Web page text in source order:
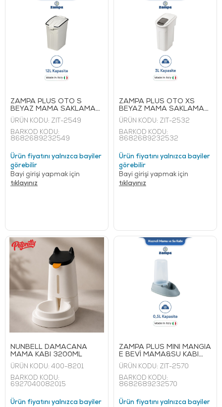
ZAMPA PLUS OTO S
BEYAZ MAMA SAKLAMA
KABI 12 L
ÜRÜN KODU: ZIT-2549
BARKOD KODU:
8682689232549
Ürün fiyatını yalnızca bayiler
görebilir
Bayi girişi yapmak için
tıklayınız
ZAMPA PLUS OTO XS
BEYAZ MAMA SAKLAMA
KABI 3 L
ÜRÜN KODU: ZIT-2532
BARKOD KODU:
8682689232532
Ürün fiyatını yalnızca bayiler
görebilir
Bayi girişi yapmak için
tıklayınız
NUNBELL DAMACANA
MAMA KABI 3200ML
ÜRÜN KODU: 400-8201
BARKOD KODU:
6927040082015
Ürün fiyatını yalnızca bayiler
ZAMPA PLUS MİNİ MANGİA
E BEVİ MAMA&SU KABI
0,5 L
ÜRÜN KODU: ZIT-2570
BARKOD KODU:
8682689232570
Ürün fiyatını yalnızca bayiler